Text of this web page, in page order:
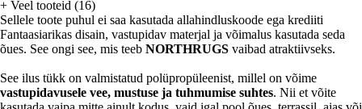
+ Veel tooteid (16)
Sellele toote puhul ei saa kasutada allahindluskoode ega krediiti
Fantaasiarikas disain, vastupidav materjal ja võimalus kasutada seda
õues. See ongi see, mis teeb NORTHRUGS vaibad atraktiivseks.
See ilus tükk on valmistatud polüpropüleenist, millel on võime
vastupidavusele vee, mustuse ja tuhmumise suhtes. Nii et võite